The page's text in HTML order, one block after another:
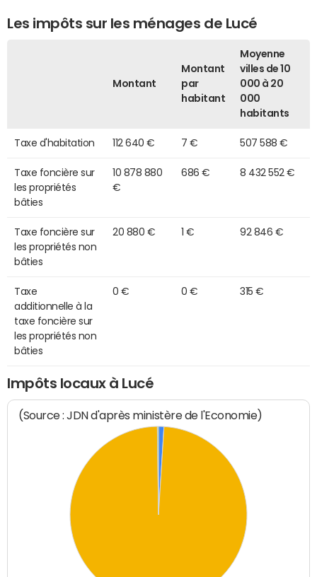
Les impôts sur les ménages de Lucé
Montant
Montant
par
habitant
Moyenne
villes de 10
000 à 20
000
habitants
Taxe d'habitation 112 640 € 7 € 507 588 €
Taxe foncière sur
les propriétés
bâties
10 878 880
€
686 € 8 432 552 €
Taxe foncière sur
les propriétés non
bâties
20 880 € 1 € 92 846 €
Taxe
additionnelle à la
taxe foncière sur
les propriétés non
bâties
0 € 0 € 315 €
Impôts locaux à Lucé
(Source : JDN d'après ministère de l'Economie)